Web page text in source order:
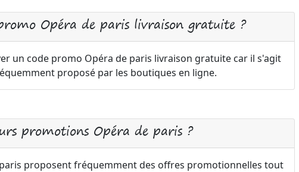
Opéra de paris livraison gratuite ?
un code promo Opéra de paris livraison gratuite car il s'agit
proposé par les boutiques en ligne.
promotions Opéra de paris ?
proposent fréquemment des offres promotionnelles tout